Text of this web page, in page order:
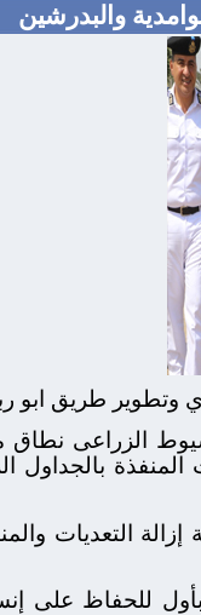
والبدرشين
وتطوير طريق ابو
الزراعى نطاق
بالجداول
التعديات
للحفاظ على